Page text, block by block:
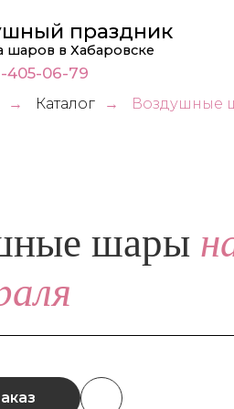
праздник
в Хабаровске
06-79
→ Каталог → Воздушные